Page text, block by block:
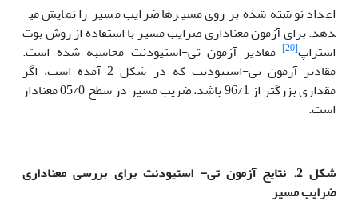
اعداد نوشته شده بر روی مسیرها ضرایب مسیر را نمایش می­
دهد. برای آزمون معناداری ضرایب مسیر با استفاده از روش بوت
استراپ[20]
مقادیر آزمون تی-استیودنت محاسبه شده است.
مقادیر آزمون تی-استیودنت که در شکل 2 آمده است، اگر
مقداری بزرگتر از 96/1 باشد، ضریب مسیر در سطح 05/0 معنادار
است.
شکل 2. نتایج آزمون تی- استیودنت برای بررسی معناداری
ضرایب مسیر